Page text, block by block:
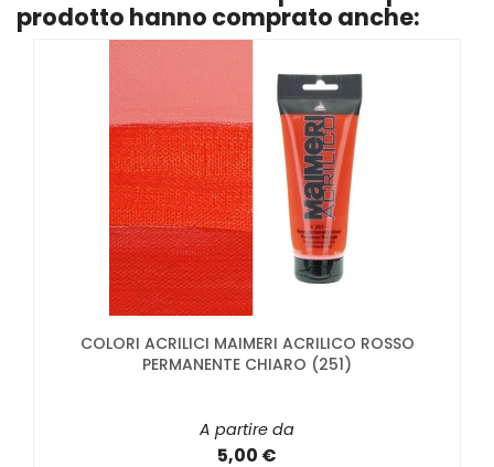
prodotto hanno comprato anche:
COLORI ACRILICI MAIMERI ACRILICO ROSSO
PERMANENTE CHIARO (251)
A partire da
5,00 €